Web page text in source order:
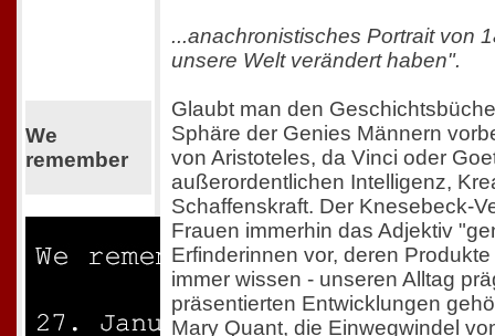
We
remember
...anachronistisches Portrait von
unsere Welt verändert haben".
Glaubt man den
Sphäre der Genies Männern
von Aristoteles, da Vinci oder
außerordentlichen Intelligenz,
Schaffenskraft. Der Knesebeck-
Frauen immerhin das Adjektiv
Erfinderinnen vor, deren
immer wissen - unseren Alltag
präsentierten Entwicklungen
Mary Quant, die Einwegwindel